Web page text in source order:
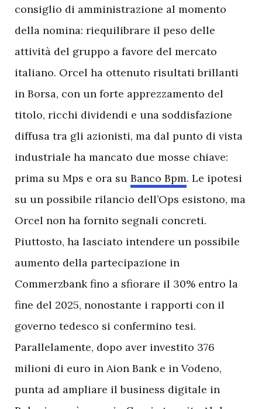
consiglio di amministrazione al momento
della nomina: riequilibrare il peso delle
attività del gruppo a favore del mercato
italiano. Orcel ha ottenuto risultati brillanti
in Borsa, con un forte apprezzamento del
titolo, ricchi dividendi e una soddisfazione
diffusa tra gli azionisti, ma dal punto di vista
industriale ha mancato due mosse chiave:
prima su Mps e ora su Banco Bpm. Le ipotesi
su un possibile rilancio dell’Ops esistono, ma
Orcel non ha fornito segnali concreti.
Piuttosto, ha lasciato intendere un possibile
aumento della partecipazione in
Commerzbank fino a sfiorare il 30% entro la
fine del 2025, nonostante i rapporti con il
governo tedesco si confermino tesi.
Parallelamente, dopo aver investito 376
milioni di euro in Aion Bank e in Vodeno,
punta ad ampliare il business digitale in